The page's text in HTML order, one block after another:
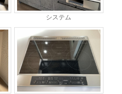
システム